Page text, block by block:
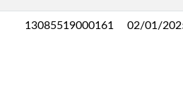
13085519000161 02/01/